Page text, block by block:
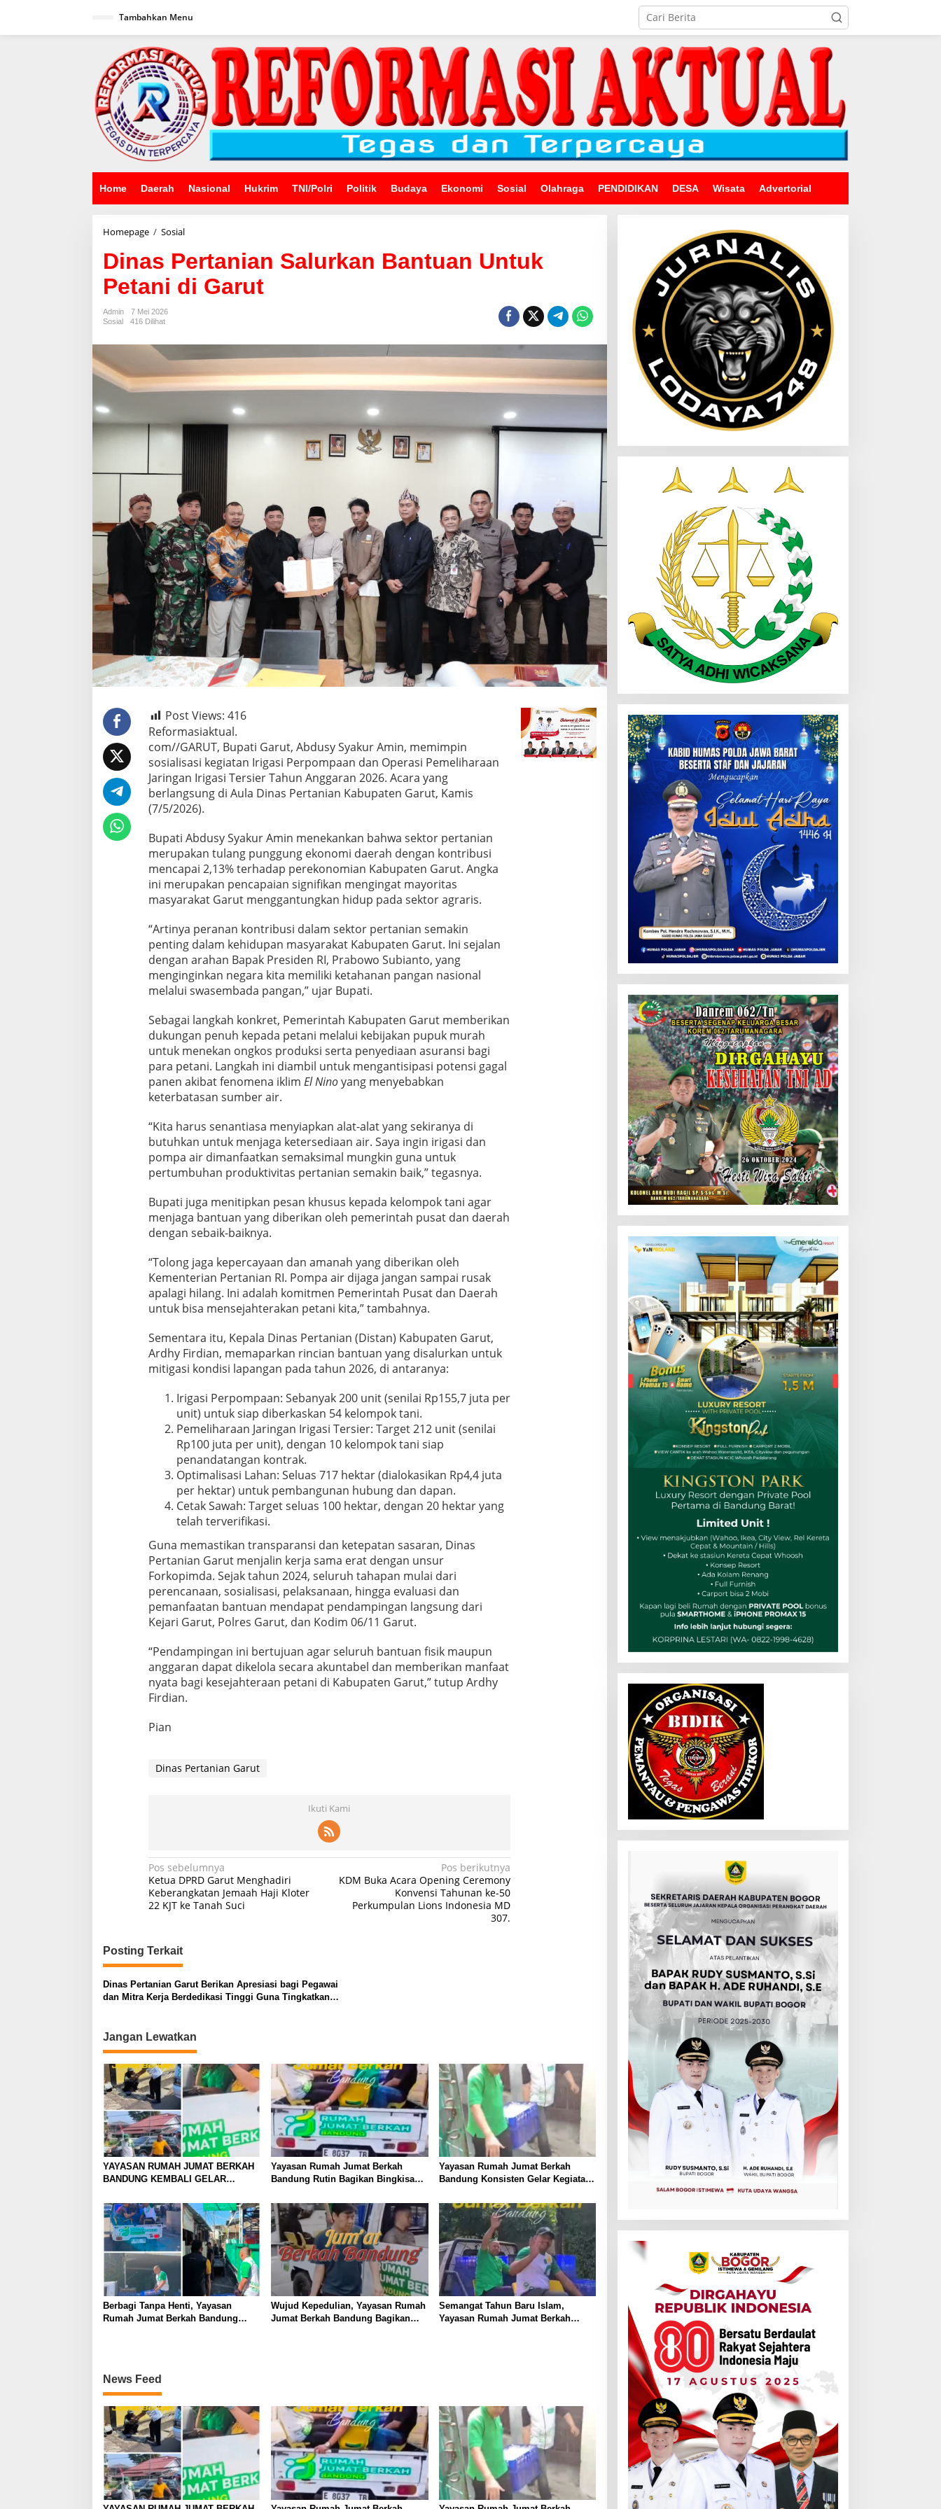
Tambahkan Menu
Home Daerah Nasional Hukrim TNI/Polri Politik Budaya Ekonomi Sosial Olahraga PENDIDIKAN DESA Wisata Advertorial
Homepage / SosialDinas
Salurkan
Bantuan
Untuk
Petani
Dinas Pertanian Salurkan Bantuan Untuk
Petani di Garut
Admin
7 Mei 2026
Sosial
416 Dilihat
Post Views: 416
Reformasiaktual.
com//GARUT, Bupati Garut, Abdusy Syakur Amin, memimpin
sosialisasi kegiatan Irigasi Perpompaan dan Operasi Pemeliharaan
Jaringan Irigasi Tersier Tahun Anggaran 2026. Acara yang
berlangsung di Aula Dinas Pertanian Kabupaten Garut, Kamis
(7/5/2026).
Bupati Abdusy Syakur Amin menekankan bahwa sektor pertanian
merupakan tulang punggung ekonomi daerah dengan kontribusi
mencapai 2,13% terhadap perekonomian Kabupaten Garut. Angka
ini merupakan pencapaian signifikan mengingat mayoritas
masyarakat Garut menggantungkan hidup pada sektor agraris.
“Artinya peranan kontribusi dalam sektor pertanian semakin
penting dalam kehidupan masyarakat Kabupaten Garut. Ini sejalan
dengan arahan Bapak Presiden RI, Prabowo Subianto, yang
menginginkan negara kita memiliki ketahanan pangan nasional
melalui swasembada pangan,” ujar Bupati.
Sebagai langkah konkret, Pemerintah Kabupaten Garut memberikan
dukungan penuh kepada petani melalui kebijakan pupuk murah
untuk menekan ongkos produksi serta penyediaan asuransi bagi
para petani. Langkah ini diambil untuk mengantisipasi potensi gagal
panen akibat fenomena iklim El Ninoyang menyebabkan
keterbatasan sumber air.
“Kita harus senantiasa menyiapkan alat-alat yang sekiranya di
butuhkan untuk menjaga ketersediaan air. Saya ingin irigasi dan
pompa air dimanfaatkan semaksimal mungkin guna untuk
pertumbuhan produktivitas pertanian semakin baik,” tegasnya.
Bupati juga menitipkan pesan khusus kepada kelompok tani agar
menjaga bantuan yang diberikan oleh pemerintah pusat dan daerah
dengan sebaik-baiknya.
“Tolong jaga kepercayaan dan amanah yang diberikan oleh
Kementerian Pertanian RI. Pompa air dijaga jangan sampai rusak
apalagi hilang. Ini adalah komitmen Pemerintah Pusat dan Daerah
untuk bisa mensejahterakan petani kita,” tambahnya.
Sementara itu, Kepala Dinas Pertanian (Distan) Kabupaten Garut,
Ardhy Firdian, memaparkan rincian bantuan yang disalurkan untuk
mitigasi kondisi lapangan pada tahun 2026, di antaranya:
Irigasi Perpompaan: Sebanyak 200 unit (senilai Rp155,7 juta per
unit) untuk siap diberkaskan 54 kelompok tani.
Pemeliharaan Jaringan Irigasi Tersier: Target 212 unit (senilai
Rp100 juta per unit), dengan 10 kelompok tani siap
penandatangan kontrak.
Optimalisasi Lahan: Seluas 717 hektar (dialokasikan Rp4,4 juta
per hektar) untuk pembangunan hubung dan dapan.
Cetak Sawah: Target seluas 100 hektar, dengan 20 hektar yang
telah terverifikasi.
Guna memastikan transparansi dan ketepatan sasaran, Dinas
Pertanian Garut menjalin kerja sama erat dengan unsur
Forkopimda. Sejak tahun 2024, seluruh tahapan mulai dari
perencanaan, sosialisasi, pelaksanaan, hingga evaluasi dan
pemanfaatan bantuan mendapat pendampingan langsung dari
Kejari Garut, Polres Garut, dan Kodim 06/11 Garut.
“Pendampingan ini bertujuan agar seluruh bantuan fisik maupun
anggaran dapat dikelola secara akuntabel dan memberikan manfaat
nyata bagi kesejahteraan petani di Kabupaten Garut,” tutup Ardhy
Firdian.
Pian
Dinas Pertanian Garut
Ikuti Kami
Navigasi
pos
Pos sebelumnya
Ketua DPRD Garut Menghadiri
Keberangkatan Jemaah Haji Kloter
22 KJT ke Tanah Suci
Pos berikutnya
KDM Buka Acara Opening Ceremony
Konvensi Tahunan ke-50
Perkumpulan Lions Indonesia MD
307.
Posting Terkait
Dinas Pertanian Garut Berikan Apresiasi bagi Pegawai
dan Mitra Kerja Berdedikasi Tinggi Guna Tingkatkan
Jangan Lewatkan
YAYASAN RUMAH JUMAT BERKAH
BANDUNG KEMBALI GELAR
MAKANAN KE MASJID DAN
MASYARAKAT DI JALANAN
Yayasan Rumah Jumat Berkah
Bandung Rutin Bagikan Bingkisan
di Jalanan
Yayasan Rumah Jumat Berkah
Bandung Konsisten Gelar Kegiatan
Jemaah Berikan Apresiasi
Berbagi Tanpa Henti, Yayasan
Rumah Jumat Berkah Bandung
Wujud Kepedulian, Yayasan Rumah
Jumat Berkah Bandung Bagikan
Semangat Tahun Baru Islam,
Yayasan Rumah Jumat Berkah
News Feed